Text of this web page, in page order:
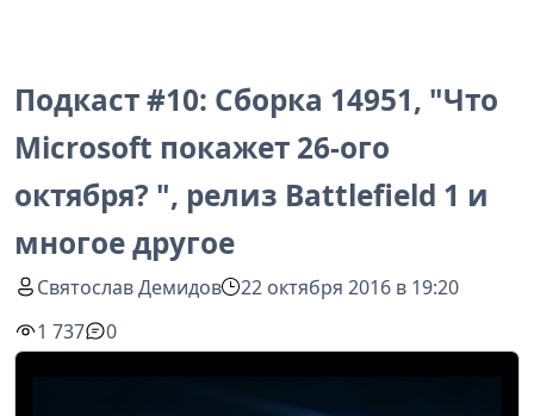
Подкаст #10: Сборка 14951, "Что
Microsoft покажет 26-ого
октября? ", релиз Battlefield 1 и
многое другое
Святослав Демидов
22 октября 2016 в 19:20
1 737
0